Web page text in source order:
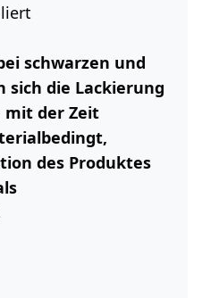
schwarzen und
sich die Lackierung
mit der Zeit
des Produktes